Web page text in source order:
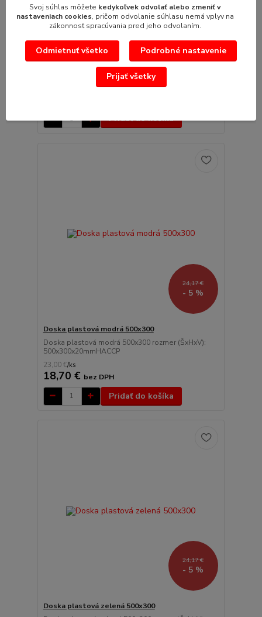
24,17 €
- 5 %
Doska plastová hnedá 500x300
Doska plastová hnedá 500x300 rozmer (ŠxHxV):
500x300x20mmHACCP
Pridať do košíka
24,17 €
- 5 %
Doska plastová modrá 500x300
Doska plastová modrá 500x300 rozmer (ŠxHxV):
500x300x20mmHACCP
23,00 €/ks
18,70 € bez DPH
Pridať do košíka
24,17 €
- 5 %
Doska plastová zelená 500x300
Svoj súhlas môžete kedykoľvek odvolať alebo zmeniť v
nastaveniach cookies, pričom odvolanie súhlasu nemá vplyv na
zákonnosť spracúvania pred jeho odvolaním.
Odmietnuť všetko Podrobné nastavenie
Prijať všetky